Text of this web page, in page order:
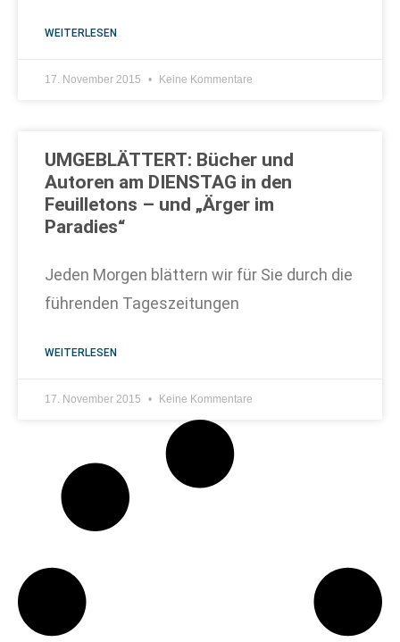
WEITERLESEN
17. November 2015 Keine Kommentare
UMGEBLÄTTERT: Bücher und
Autoren am DIENSTAG in den
Feuilletons – und „Ärger im
Paradies“
Jeden Morgen blättern wir für Sie durch die
führenden Tageszeitungen
WEITERLESEN
17. November 2015 Keine Kommentare